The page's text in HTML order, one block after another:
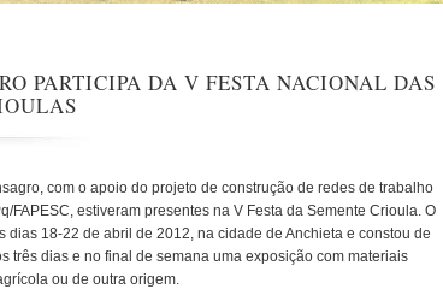
PARTICIPA DA V FESTA NACIONAL DAS
com o apoio do projeto de construção de redes de trabalho
FAPESC, estiveram presentes na V Festa da Semente Crioula. O
dias 18-22 de abril de 2012, na cidade de Anchieta e constou de
três dias e no final de semana uma exposição com materiais
ou de outra origem.